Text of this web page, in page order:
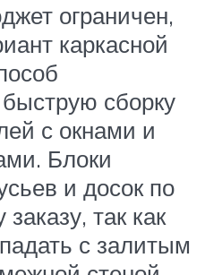
ограничен,
каркасной
сборку
с окнами и
Блоки
и досок по
так как
с залитым